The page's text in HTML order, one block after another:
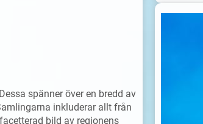
spänner över en bredd av
inkluderar allt från
bild av regionens